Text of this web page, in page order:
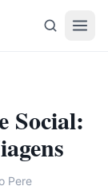
Social:
Pere